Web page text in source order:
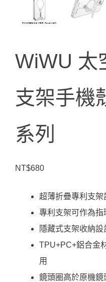
WiWU 太
支架手機
系列
NT$680
超薄折疊專利支
專利支架可作為指
隱藏式支架收納
TPU+PC+鋁合金
用
鏡頭圈高於原機鏡